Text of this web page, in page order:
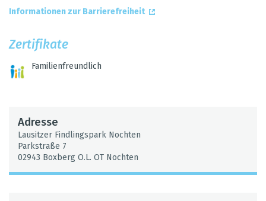
Infor­ma­tio­nen zur Bar­rie­re­frei­heit
Zer­ti­fi­kate
Fami­li­en­freund­lich
Adresse
Lau­sit­zer Find­lings­park Noch­ten
Park­straße 7
02943 Box­berg O.L. OT Noch­ten